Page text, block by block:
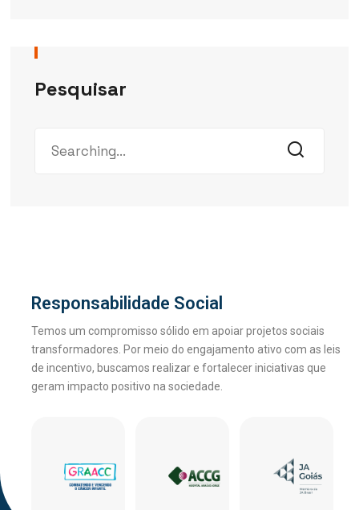
Pesquisar
Responsabilidade Social
Temos um compromisso sólido em apoiar projetos sociais
transformadores. Por meio do engajamento ativo com as leis
de incentivo, buscamos realizar e fortalecer iniciativas que
geram impacto positivo na sociedade.